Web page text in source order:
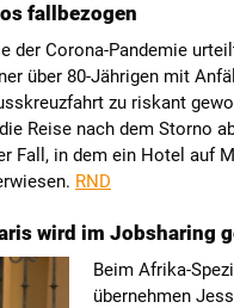
fallbezogen
der Corona-Pandemie
über 80-Jährigen mit
zu riskant
Reise nach dem Storno
Fall, in dem ein Hotel auf
RND
wird im Jobsharing
Beim Afrika-
übernehmen